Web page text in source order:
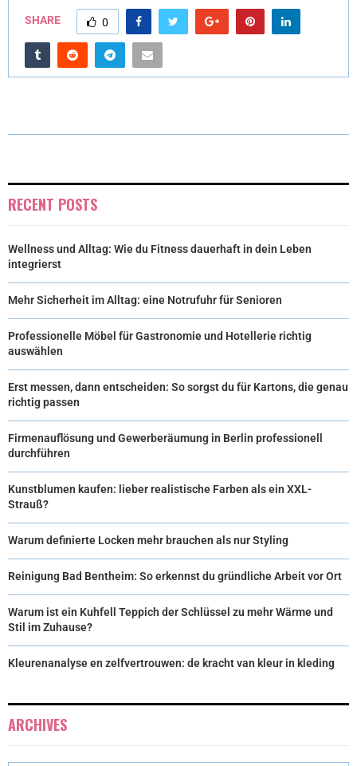
I
R
)
C
E
B
N
T
T
N
K
SHARE 0
RECENT POSTS
Wellness und Alltag: Wie du Fitness dauerhaft in dein Leben
integrierst
Mehr Sicherheit im Alltag: eine Notrufuhr für Senioren
Professionelle Möbel für Gastronomie und Hotellerie richtig
auswählen
Erst messen, dann entscheiden: So sorgst du für Kartons, die genau
richtig passen
Firmenauflösung und Gewerberäumung in Berlin professionell
durchführen
Kunstblumen kaufen: lieber realistische Farben als ein XXL-
Strauß?
Warum definierte Locken mehr brauchen als nur Styling
Reinigung Bad Bentheim: So erkennst du gründliche Arbeit vor Ort
Warum ist ein Kuhfell Teppich der Schlüssel zu mehr Wärme und
Stil im Zuhause?
Kleurenanalyse en zelfvertrouwen: de kracht van kleur in kleding
ARCHIVES